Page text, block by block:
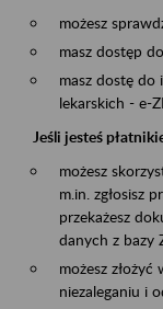
możesz
masz dostęp
masz dostę
lekarskich - e-
Jeśli jesteś
możesz
m.in. zgłosisz
przekażesz
danych z bazy
możesz
niezaleganiu i